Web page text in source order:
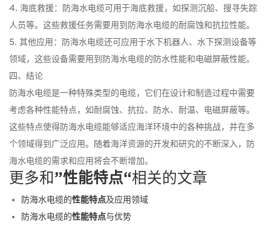
4. 海底救援：防海水电缆可用于海底救援，如探测沉船、搜寻失踪
人员等。这些救援任务需要用到防海水电缆的耐腐蚀和抗拉性能。
5. 其他应用：防海水电缆还可应用于水下机器人、水下探测设备等
领域，这些设备需要用到防海水电缆的防水性能和电磁屏蔽性能。
四、结论
防海水电缆是一种特殊类型的电缆，它们在设计和制造过程中需要
考虑各种性能特点，如耐腐蚀、抗拉、防水、耐温、电磁屏蔽等。
这些特点使得防海水电缆能够适应海洋环境中的各种挑战，并在多
个领域得到广泛应用。随着海洋资源的开发和研究的不断深入，防
海水电缆的需求和应用将会不断增加。
更多和”性能特点“相关的文章
防海水电缆的性能特点及应用领域
防海水电缆的性能特点与优势